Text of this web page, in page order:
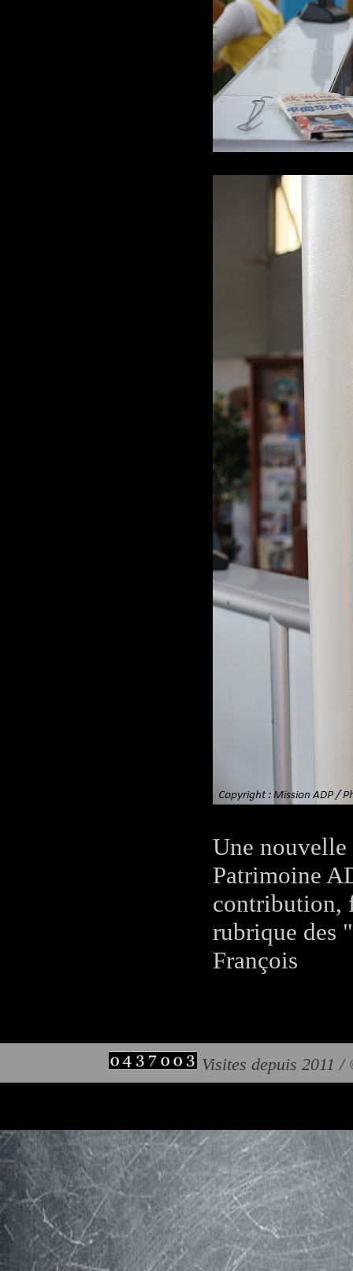
Une nouvelle
Patrimoine
contribution,
rubrique des
François
Visites depuis 2011